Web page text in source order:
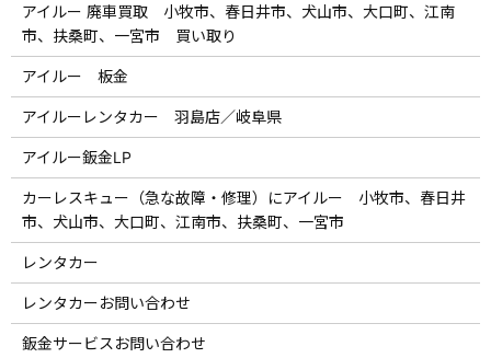
アイルー 廃車買取 小牧市、春日井市、犬山市、大口町、江南
市、扶桑町、一宮市 買い取り
アイルー 板金
アイルーレンタカー 羽島店／岐阜県
アイルー鈑金LP
カーレスキュー（急な故障・修理）にアイルー 小牧市、春日井
市、犬山市、大口町、江南市、扶桑町、一宮市
レンタカー
レンタカーお問い合わせ
鈑金サービスお問い合わせ